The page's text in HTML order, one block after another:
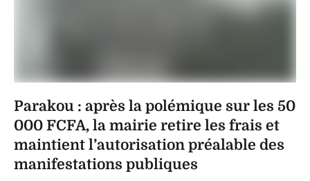
Parakou : après la polémique sur les 50
000 FCFA, la mairie retire les frais et
maintient l’autorisation préalable des
manifestations publiques